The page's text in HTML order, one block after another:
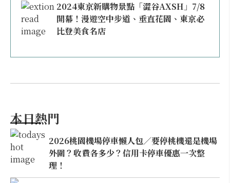
2024東京新購物景點「澀谷AXSH」7/8
開幕！漫遊空中步道、垂直花園、東京必
比登美食名店
本日熱門
2026桃園機場停車懶人包／要停桃機還是機場
外圍？收費各多少？信用卡停車優惠一次整
理！